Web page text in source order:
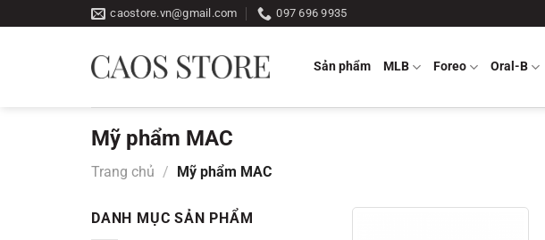
qua
caostore.vn@gmail.com 097 696 9935
Sản phẩm MLB Foreo Oral-B
Mỹ phẩm MAC
Trang chủ / Mỹ phẩm MAC
DANH MỤC SẢN PHẨM